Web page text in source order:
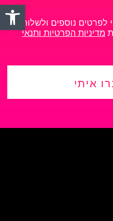
פתח
לפרטים נוספים ולשלוח לי
מדיניות הפרטיות ותנאי
איתי